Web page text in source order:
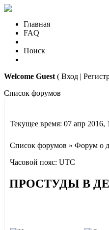
Главная
FAQ
Поиск
Welcome Guest ( Вход |
Список форумов
Текущее время: 07 апр 2016,
Список форумов » Форум о
Часовой пояс: UTC
ПРОСТУДЫ В